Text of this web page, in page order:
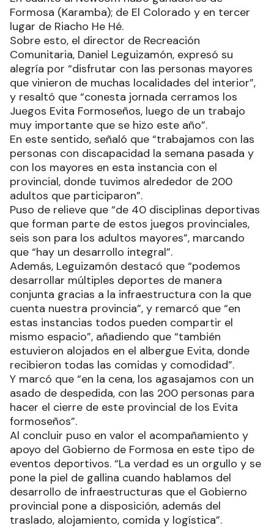
Formosa (Karamba); de El Colorado y en tercer
lugar de Riacho He Hé.
Sobre esto, el director de Recreación
Comunitaria, Daniel Leguizamón, expresó su
alegría por “disfrutar con las personas mayores
que vinieron de muchas localidades del interior”,
y resaltó que “conesta jornada cerramos los
Juegos Evita Formoseños, luego de un trabajo
muy importante que se hizo este año”.
En este sentido, señaló que “trabajamos con las
personas con discapacidad la semana pasada y
con los mayores en esta instancia con el
provincial, donde tuvimos alrededor de 200
adultos que participaron”.
Puso de relieve que “de 40 disciplinas deportivas
que forman parte de estos juegos provinciales,
seis son para los adultos mayores”, marcando
que “hay un desarrollo integral”.
Además, Leguizamón destacó que “podemos
desarrollar múltiples deportes de manera
conjunta gracias a la infraestructura con la que
cuenta nuestra provincia”, y remarcó que “en
estas instancias todos pueden compartir el
mismo espacio”, añadiendo que “también
estuvieron alojados en el albergue Evita, donde
recibieron todas las comidas y comodidad”.
Y marcó que “en la cena, los agasajamos con un
asado de despedida, con las 200 personas para
hacer el cierre de este provincial de los Evita
formoseños”.
Al concluir puso en valor el acompañamiento y
apoyo del Gobierno de Formosa en este tipo de
eventos deportivos. “La verdad es un orgullo y se
pone la piel de gallina cuando hablamos del
desarrollo de infraestructuras que el Gobierno
provincial pone a disposición, además del
traslado, alojamiento, comida y logística”.